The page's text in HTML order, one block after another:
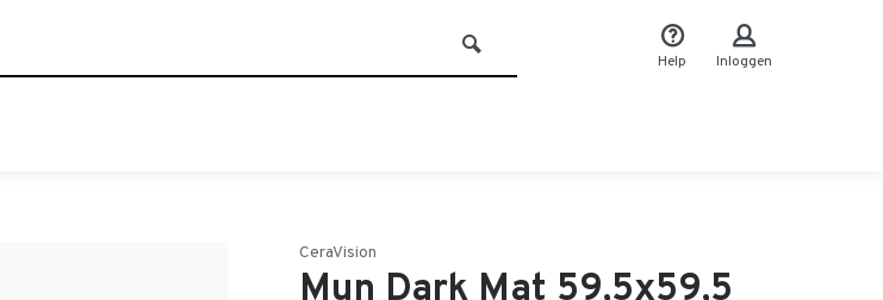
Help Inloggen
CeraVision
Mun Dark Mat 59,5x59,5